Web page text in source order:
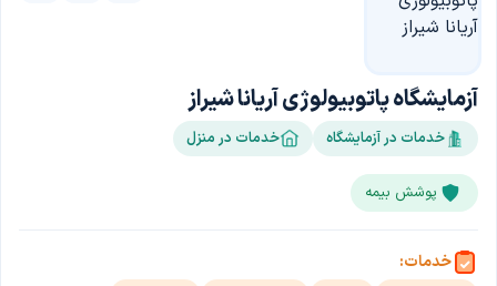
آزمایشگاه پاتوبیولوژی آریانا شیراز
خدمات در آزمایشگاه خدمات در منزل
پوشش بیمه
خدمات: